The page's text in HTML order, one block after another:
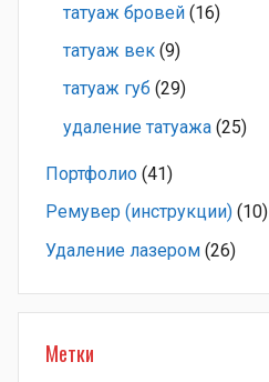
татуаж бровей (16)
татуаж век (9)
татуаж губ (29)
удаление татуажа (25)
Портфолио (41)
Ремувер (инструкции) (10)
Удаление лазером (26)
Метки